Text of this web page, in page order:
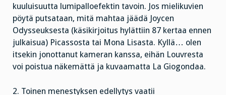
kuuluisuutta lumipalloefektin tavoin. Jos mielikuvien
pöytä putsataan, mitä mahtaa jäädä Joycen
Odysseuksesta (käsikirjoitus hylättiin 87 kertaa ennen
julkaisua) Picassosta tai Mona Lisasta. Kyllä… olen
itsekin jonottanut kameran kanssa, eihän Louvresta
voi poistua näkemättä ja kuvaamatta La Giogondaa.
2. Toinen menestyksen edellytys vaatii